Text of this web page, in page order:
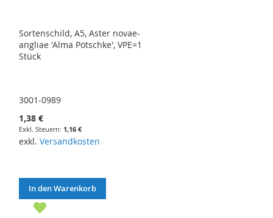
Sortenschild, A5, Aster novae-
angliae 'Alma Pötschke', VPE=1
Stück
3001-0989
1,38 €
1,16 €
exkl. Versandkosten
In den Warenkorb